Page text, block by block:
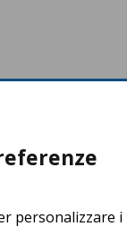
personalizzare i
- P. Iva: